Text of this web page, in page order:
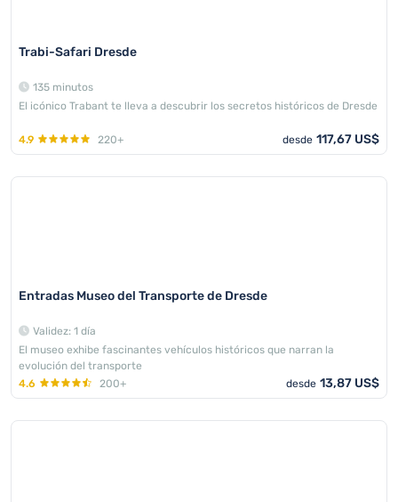
Trabi-Safari Dresde
135 minutos
El icónico Trabant te lleva a descubrir los secretos históricos de Dresde
4.9 220+ desde 117,67 US$
Entradas Museo del Transporte de Dresde
Validez: 1 día
El museo exhibe fascinantes vehículos históricos que narran la
evolución del transporte
4.6
200+ desde 13,87 US$